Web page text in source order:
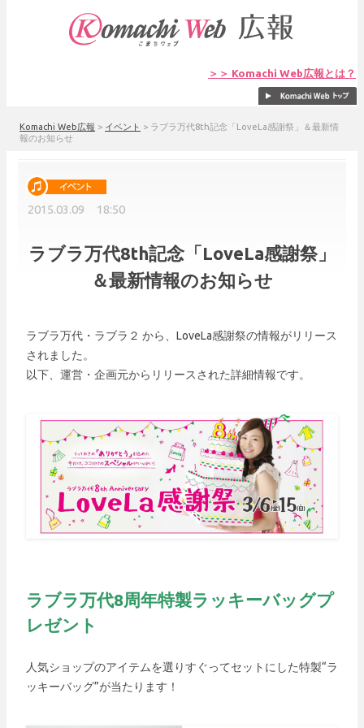
＞＞ Komachi Web広報とは？
Komachi Web広報 > イベント > ラブラ万代8th記念「LoveLa感謝祭」＆最新情
報のお知らせ
2015.03.09 18:50
ラブラ万代8th記念「LoveLa感謝祭」
＆最新情報のお知らせ
ラブラ万代・ラブラ２ から、LoveLa感謝祭の情報がリリース
されました。
以下、運営・企画元からリリースされた詳細情報です。
ラブラ万代8周年特製ラッキーバッグプ
レゼント
人気ショップのアイテムを選りすぐってセットにした特製“ラ
ッキーバッグ”が当たります！